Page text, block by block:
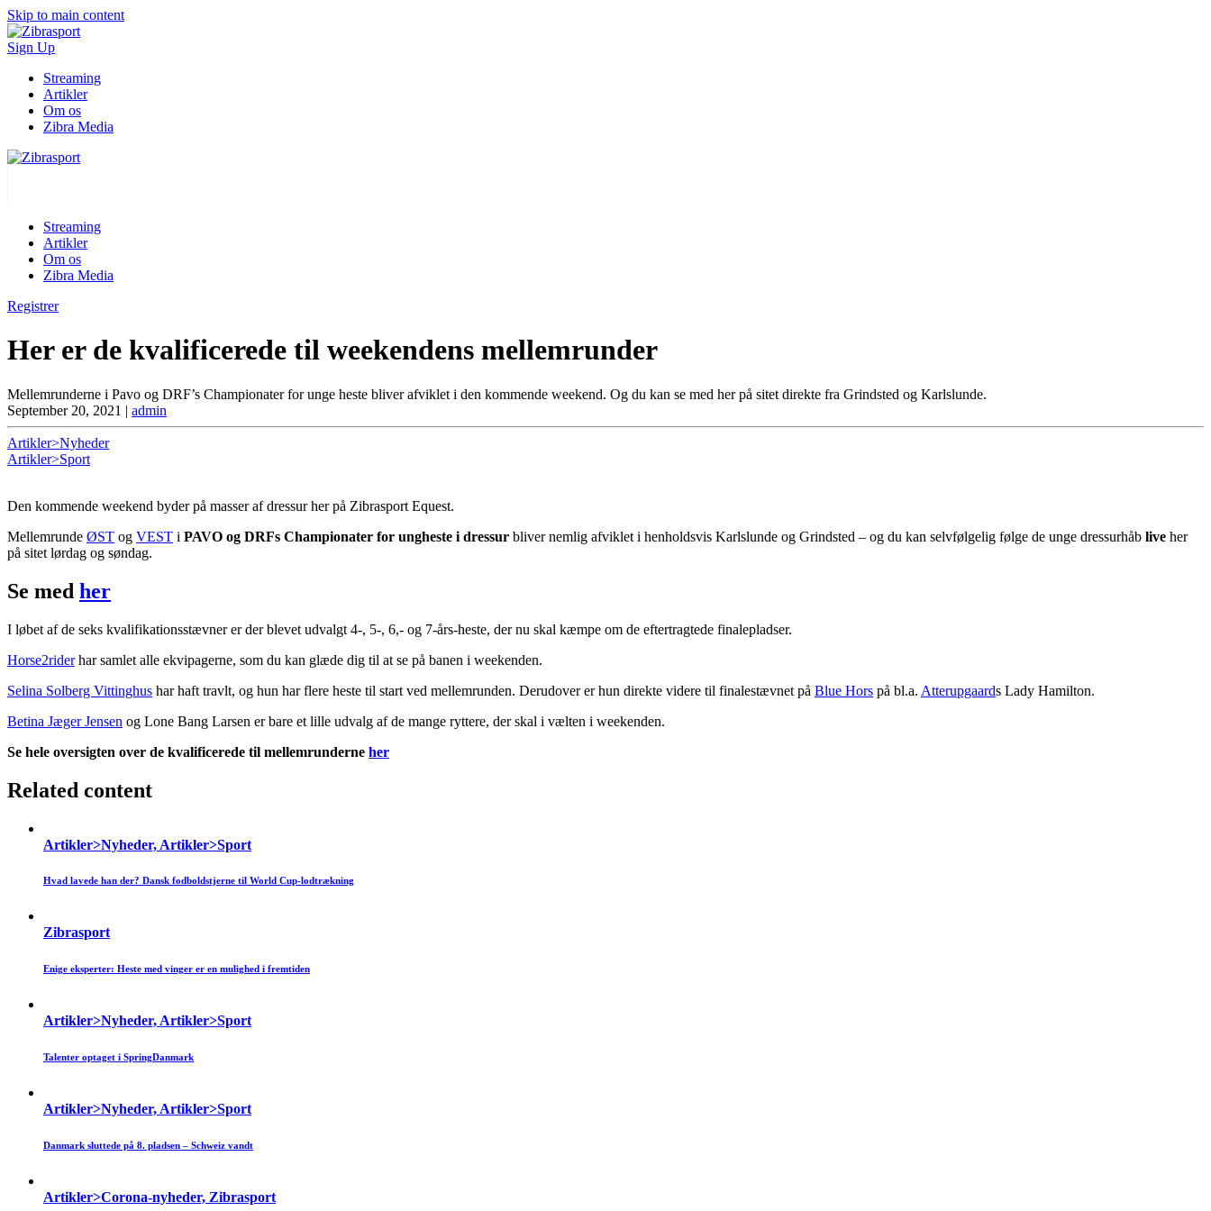
Skip to main content
Sign Up
Streaming
Artikler
Om os
Zibra Media
Streaming
Artikler
Om os
Zibra Media
Registrer
Her er de kvalificerede til weekendens mellemrunder
Mellemrunderne i Pavo og DRF’s Championater for unge heste bliver afviklet i den kommende weekend. Og du kan se med her på sitet direkte fra Grindsted og Karlslunde.
September 20, 2021 | admin
Artikler>Nyheder
Artikler>Sport
Den kommende weekend byder på masser af dressur her på Zibrasport Equest.
Mellemrunde ØST og VEST i PAVO og DRFs Championater for ungheste i dressur bliver nemlig afviklet i henholdsvis Karlslunde og Grindsted – og du kan selvfølgelig følge de unge dressurhåb live her
på sitet lørdag og søndag.
Se med her
I løbet af de seks kvalifikationsstævner er der blevet udvalgt 4-, 5-, 6,- og 7-års-heste, der nu skal kæmpe om de eftertragtede finalepladser.
Horse2riderhar samlet alle ekvipagerne, som du kan glæde dig til at se på banen i weekenden.
Selina Solberg Vittinghus har haft travlt, og hun har flere heste til start ved mellemrunden. Derudover er hun direkte videre til finalestævnet på Blue Hors på bl.a. Atterupgaards Lady Hamilton.
Betina Jæger Jensen og Lone Bang Larsen er bare et lille udvalg af de mange ryttere, der skal i vælten i weekenden.
Se hele oversigten over de kvalificerede til mellemrunderne her
Related content
Artikler>Nyheder, Artikler>Sport
Hvad lavede han der? Dansk fodboldstjerne til World Cup-lodtrækning
Zibrasport
Enige eksperter: Heste med vinger er en mulighed i fremtiden
Artikler>Nyheder, Artikler>Sport
Talenter optaget i SpringDanmark
Artikler>Nyheder, Artikler>Sport
Danmark sluttede på 8. pladsen – Schweiz vandt
Artikler>Corona-nyheder, Zibrasport